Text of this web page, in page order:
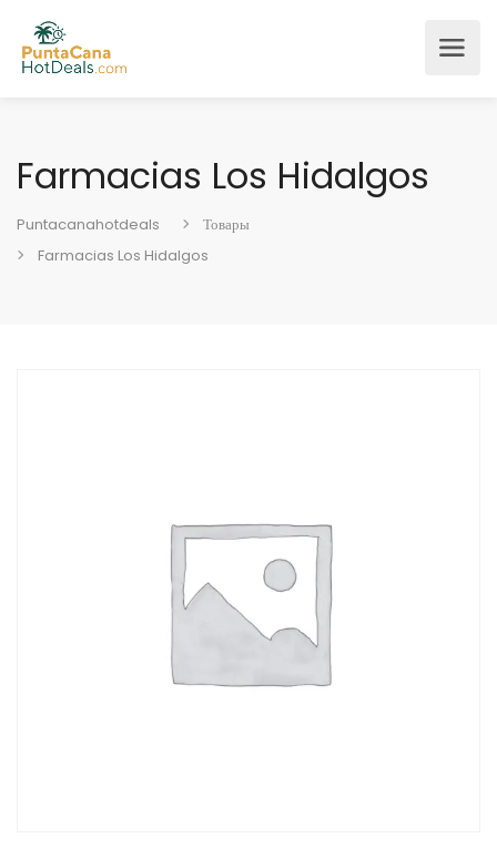
Farmacias Los Hidalgos
Puntacanahotdeals
Товары
Farmacias Los Hidalgos